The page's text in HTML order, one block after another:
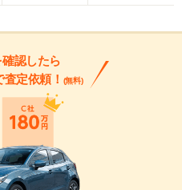
認したら
定依頼！ (無料)